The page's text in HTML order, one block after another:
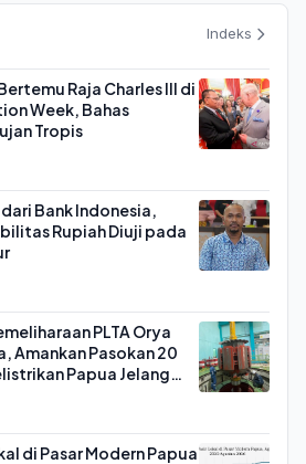
Indeks
Raja Charles III di
Week, Bahas
Tropis
Bank Indonesia,
Rupiah Diuji pada
PLTA Orya
Amankan Pasokan 20
Papua Jelang
di Pasar Modern Papua